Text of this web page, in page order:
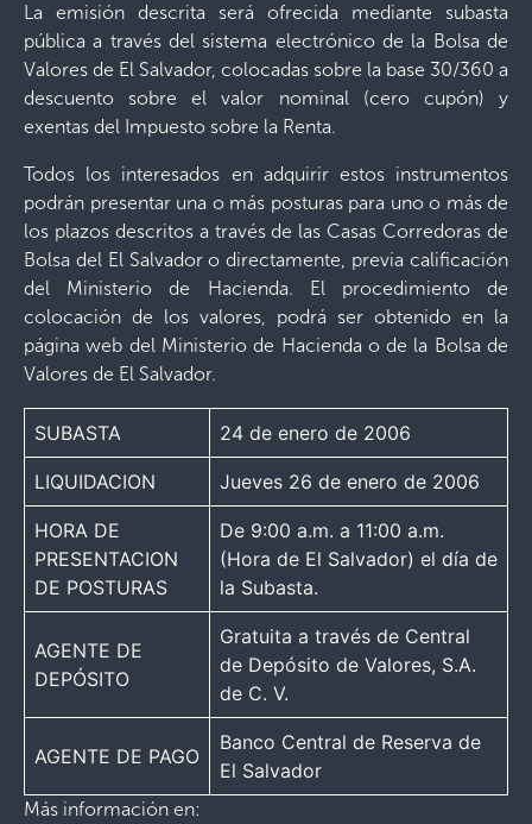
La emisión descrita será ofrecida mediante subasta
pública a través del sistema electrónico de la Bolsa de
Valores de El Salvador, colocadas sobre la base 30/360 a
descuento sobre el valor nominal (cero cupón) y
exentas del Impuesto sobre la Renta.
Todos los interesados en adquirir estos instrumentos
podrán presentar una o más posturas para uno o más de
los plazos descritos a través de las Casas Corredoras de
Bolsa del El Salvador o directamente, previa calificación
del Ministerio de Hacienda. El procedimiento de
colocación de los valores, podrá ser obtenido en la
página web del Ministerio de Hacienda o de la Bolsa de
Valores de El Salvador.
SUBASTA 24 de enero de 2006
LIQUIDACION Jueves 26 de enero de 2006
HORA DE
PRESENTACION
DE POSTURAS
De 9:00 a.m. a 11:00 a.m.
(Hora de El Salvador) el día de
la Subasta.
AGENTE DE
DEPÓSITO
Gratuita a través de Central
de Depósito de Valores, S.A.
de C. V.
AGENTE DE PAGO
Banco Central de Reserva de
El Salvador
Más información en: